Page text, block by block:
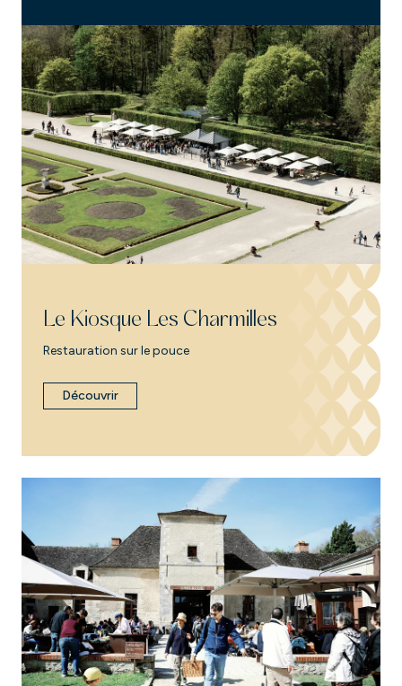
Le Kiosque Les Charmilles
Restauration sur le pouce
Découvrir